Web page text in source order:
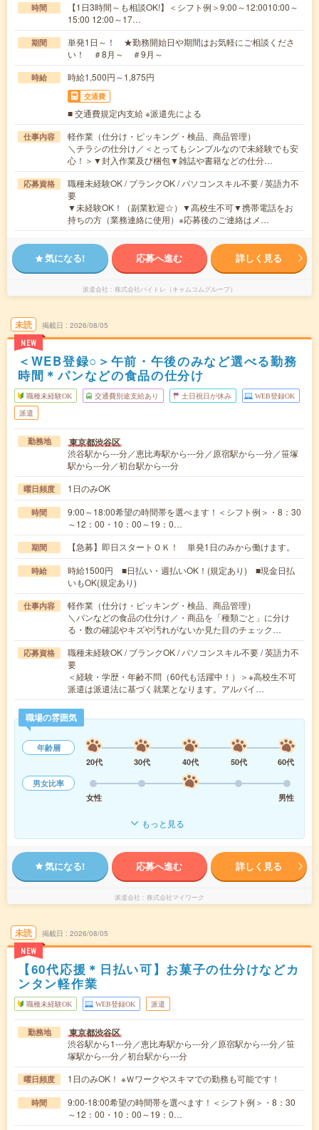
時間
【1日3時間～も相談OK!】＜シフト例＞9:00～12:0010:00～
15:00 12:00～17…
期間
単発1日～！ ★勤務開始日や期間はお気軽にご相談くださ
い！ ＃8月～ ＃9月～
時給 時給1,500円～1,875円
交通費
■ 交通費規定内支給 ※派遣先による
仕事内容
軽作業（仕分け・ピッキング・検品、商品管理）
＼チラシの仕分け／＜とってもシンプルなので未経験でも安
心！＞▼封入作業及び梱包▼雑誌や書籍などの仕分…
応募資格
職種未経験OK / ブランクOK / パソコンスキル不要 / 英語力不
要
▼未経験OK！（副業歓迎☆）▼高校生不可▼携帯電話をお
持ちの方（業務連絡に使用）※応募後のご連絡はメ…
気になる! 応募へ進む 詳しく見る
派遣会社 株式会社バイトレ（キャムコムグループ）
未読
NEW
掲載日 2026/08/05
＜WEB登録○＞午前・午後のみなど選べる勤務
時間＊パンなどの食品の仕分け
職種未経験OK 交通費別途支給あり 土日祝日が休み WEB登録OK
派遣
勤務地 東京都渋谷区
渋谷駅から---分／恵比寿駅から---分／原宿駅から---分／笹塚
駅から---分／初台駅から---分
曜日頻度 1日のみOK
時間
9:00～18:00希望の時間帯を選べます！＜シフト例＞・8：30
～12：00・10：00～19：0…
期間 【急募】即日スタートＯＫ！ 単発1日のみから働けます。
時給
時給1500円 ■日払い・週払いOK！(規定あり) ■現金日払
いもOK(規定あり)
仕事内容
軽作業（仕分け・ピッキング・検品、商品管理）
＼パンなどの食品の仕分け／・商品を「種類ごと」に分け
る・数の確認やキズや汚れがないか見た目のチェック…
応募資格
職種未経験OK / ブランクOK / パソコンスキル不要 / 英語力不
要
＜経験・学歴・年齢不問（60代も活躍中！）＞※高校生不可
派遣は派遣法に基づく就業となります。アルバイ…
職場の雰囲気
年齢層
20代
30代 40代 50代
60代
男女比率
女性
男性
もっと見る
気になる! 応募へ進む 詳しく見る
派遣会社 株式会社マイワーク
未読
NEW
掲載日 2026/08/05
【60代応援＊日払い可】お菓子の仕分けなどカ
ンタン軽作業
職種未経験OK WEB登録OK 派遣
勤務地 東京都渋谷区
渋谷駅から1---分／恵比寿駅から---分／原宿駅から---分／笹
塚駅から---分／初台駅から---分
曜日頻度 1日のみOK！ ※Ｗワークやスキマでの勤務も可能です！
時間
9:00-18:00希望の時間帯を選べます！＜シフト例＞・8：30
～12：00・10：00～19：0…